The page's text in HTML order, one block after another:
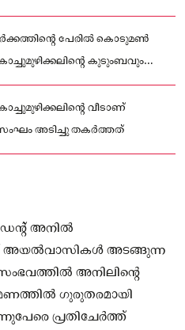
പേരിൽ കൊടുമൺ
കുടുംബവും
നിലനിന്നിരുന്നു
വീടാണ്
അടിച്ചു തകർത്തത്
അനിൽ
അയൽവാസികൾ അടങ്ങുന്ന
അനിലിന്റെ
ഗുരുതരമായി
പ്രതിചേർത്ത്